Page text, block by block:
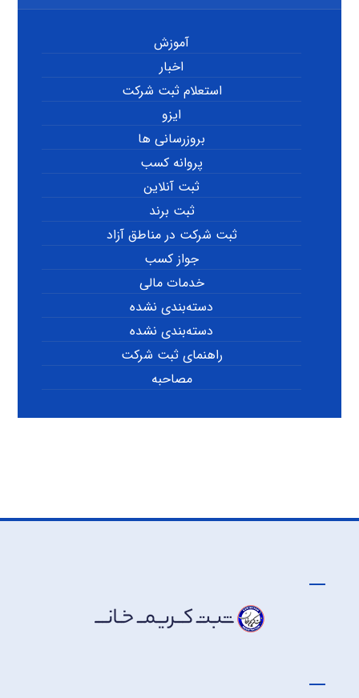
آموزش
اخبار
استعلام ثبت شرکت
ایزو
بروزرسانی ها
پروانه کسب
ثبت آنلاین
ثبت برند
ثبت شرکت در مناطق آزاد
جواز کسب
خدمات مالی
دسته‌بندی نشده
دسته‌بندی نشده
راهنمای ثبت شرکت
مصاحبه